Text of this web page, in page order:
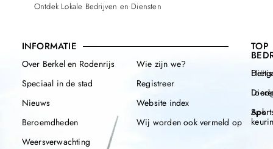
Ontdek Lokale Bedrijven en Diensten
INFORMATIE
Over Berkel en Rodenrijs
Speciaal in de stad
Nieuws
Beroemdheden
Weersverwachting
Wie zijn we?
Registreer
Website index
Wij worden ook vermeld op
TOP
Apk